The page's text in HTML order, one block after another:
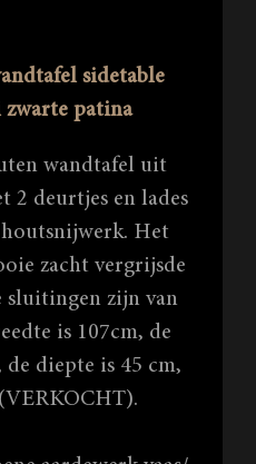
sidetable
zwarte patina
wandtafel uit
2 deurtjes en lades
Het
zacht vergrijsde
sluitingen zijn van
is 107cm, de
diepte is 45 cm,